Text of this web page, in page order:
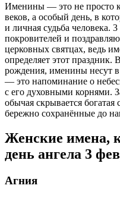
Именины — это не просто
веков, а особый день, в
и личная судьба человека.
покровителей и
церковных святцах, ведь
определяет этот
рождения, именины несут
— это напоминание о
с его духовными корнями.
обычая скрывается
бережно сохранённые до
Женские имена,
день ангела 3
Агния